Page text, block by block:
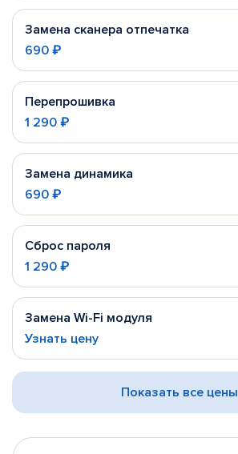
Замена сканера отпечатка
690 ₽
Перепрошивка
1 290 ₽
Замена динамика
690 ₽
Сброс пароля
1 290 ₽
Замена Wi-Fi модуля
Узнать цену
Показать все цены